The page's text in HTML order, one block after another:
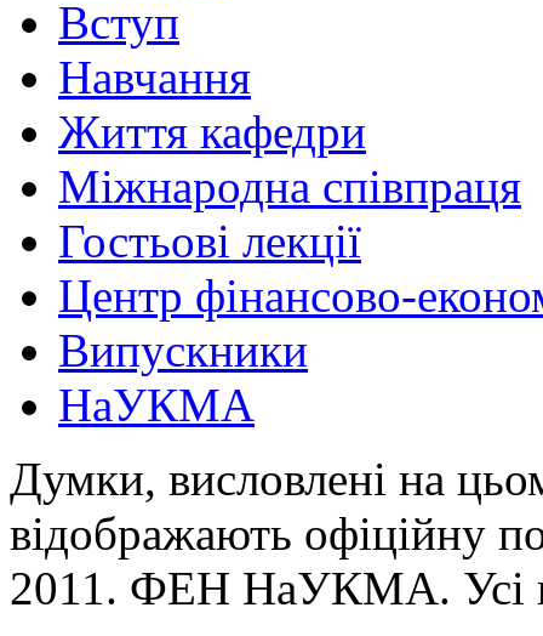
Вступ
Навчання
Життя кафедри
Міжнародна співпраця
Гостьові лекції
Центр фінансово-
Випускники
НаУКМА
Думки, висловлені на
відображають офіційну
2011. ФЕН НаУКМА. Усі